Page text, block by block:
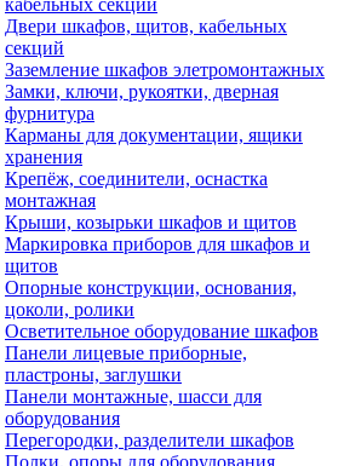
кабельных секций
Двери шкафов, щитов, кабельных
секций
Заземление шкафов элетромонтажных
Замки, ключи, рукоятки, дверная
фурнитура
Карманы для документации, ящики
хранения
Крепёж, соединители, оснастка
монтажная
Крыши, козырьки шкафов и щитов
Маркировка приборов для шкафов и
щитов
Опорные конструкции, основания,
цоколи, ролики
Осветительное оборудование шкафов
Панели лицевые приборные,
пластроны, заглушки
Панели монтажные, шасси для
оборудования
Перегородки, разделители шкафов
Полки, опоры для оборудования